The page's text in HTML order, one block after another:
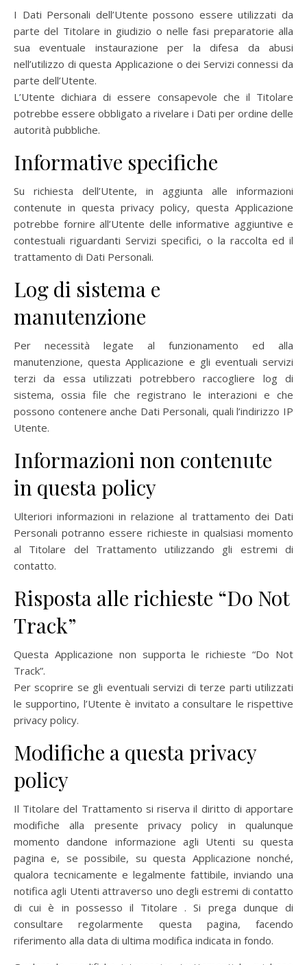
I Dati Personali dell’Utente possono essere utilizzati da
parte del Titolare in giudizio o nelle fasi preparatorie alla
sua eventuale instaurazione per la difesa da abusi
nell’utilizzo di questa Applicazione o dei Servizi connessi da
parte dell’Utente.
L’Utente dichiara di essere consapevole che il Titolare
potrebbe essere obbligato a rivelare i Dati per ordine delle
autorità pubbliche.
Informative specifiche
Su richiesta dell’Utente, in aggiunta alle informazioni
contenute in questa privacy policy, questa Applicazione
potrebbe fornire all’Utente delle informative aggiuntive e
contestuali riguardanti Servizi specifici, o la raccolta ed il
trattamento di Dati Personali.
Log di sistema e
manutenzione
Per necessità legate al funzionamento ed alla
manutenzione, questa Applicazione e gli eventuali servizi
terzi da essa utilizzati potrebbero raccogliere log di
sistema, ossia file che registrano le interazioni e che
possono contenere anche Dati Personali, quali l’indirizzo IP
Utente.
Informazioni non contenute
in questa policy
Ulteriori informazioni in relazione al trattamento dei Dati
Personali potranno essere richieste in qualsiasi momento
al Titolare del Trattamento utilizzando gli estremi di
contatto.
Risposta alle richieste “Do Not
Track”
Questa Applicazione non supporta le richieste “Do Not
Track”.
Per scoprire se gli eventuali servizi di terze parti utilizzati
le supportino, l’Utente è invitato a consultare le rispettive
privacy policy.
Modifiche a questa privacy
policy
Il Titolare del Trattamento si riserva il diritto di apportare
modifiche alla presente privacy policy in qualunque
momento dandone informazione agli Utenti su questa
pagina e, se possibile, su questa Applicazione nonché,
qualora tecnicamente e legalmente fattibile, inviando una
notifica agli Utenti attraverso uno degli estremi di contatto
di cui è in possesso il Titolare . Si prega dunque di
consultare regolarmente questa pagina, facendo
riferimento alla data di ultima modifica indicata in fondo.